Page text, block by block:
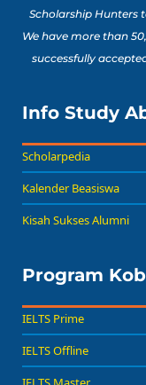
Scholarship Hunters
We have more than
successfully
Info Study
Scholarpedia
Kalender Beasiswa
Kisah Sukses Alumni
Program
IELTS Prime
IELTS Offline